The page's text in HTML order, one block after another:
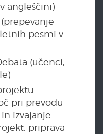
angleščini)
pesmi v
(učenci,
pri prevodu
izvajanje
priprava